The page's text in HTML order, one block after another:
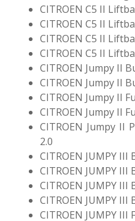
CITROEN C5 II
CITROEN C5 II
CITROEN C5 II
CITROEN C5 II
CITROEN Jumpy II
CITROEN Jumpy II
CITROEN Jumpy II
CITROEN Jumpy II
CITROEN Jumpy II
2.0
CITROEN JUMPY III
CITROEN JUMPY III
CITROEN JUMPY III
CITROEN JUMPY III
CITROEN JUMPY III